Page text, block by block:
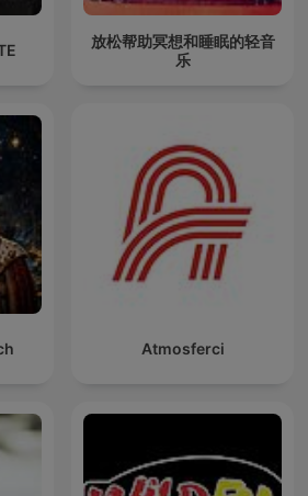
放松帮助冥想和睡眠的轻音
乐
Atmosferci